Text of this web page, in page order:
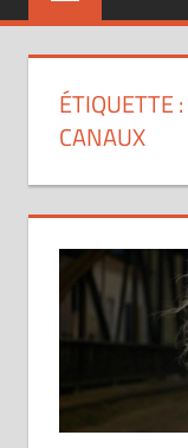
ÉTIQUETTE :
CANAUX